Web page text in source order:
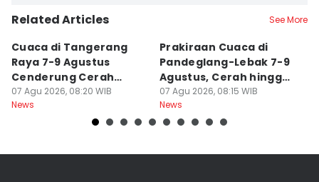
Related Articles See More
Cuaca di Tangerang
Raya 7-9 Agustus
Cenderung Cerah
hingga Berawan
07 Agu 2026, 08:20 WIB
News
Prakiraan Cuaca di
Pandeglang-Lebak 7-9
Agustus, Cerah hingga
Berawan
07 Agu 2026, 08:15 WIB
News